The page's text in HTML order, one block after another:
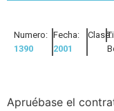
Numero:
1390
Fecha:
2001
Clase:
Apruébase el